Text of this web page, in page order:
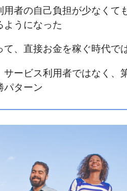
用者の自己負担が少なくて
ようになった
て、直接お金を稼ぐ時代で
サービス利用者ではなく、
パターン